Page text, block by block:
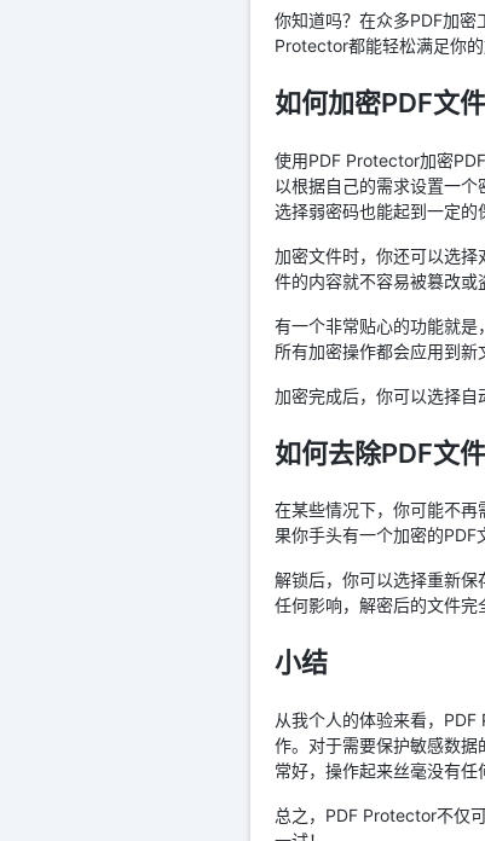
你知道吗？在众多PDF加
Protector都能轻松满足你
如何加密PDF文件
使用PDF Protector加密
以根据自己的需求设置一个
选择弱密码也能起到一定的
加密文件时，你还可以选
件的内容就不容易被篡改或
有一个非常贴心的功能就是
所有加密操作都会应用到新
加密完成后，你可以选择自
如何去除PDF文
在某些情况下，你可能不
果你手头有一个加密的PDF
解锁后，你可以选择重新
任何影响，解密后的文件完
小结
从我个人的体验来看，
作。对于需要保护敏感数
常好，操作起来丝毫没有任
总之，PDF Protector不仅